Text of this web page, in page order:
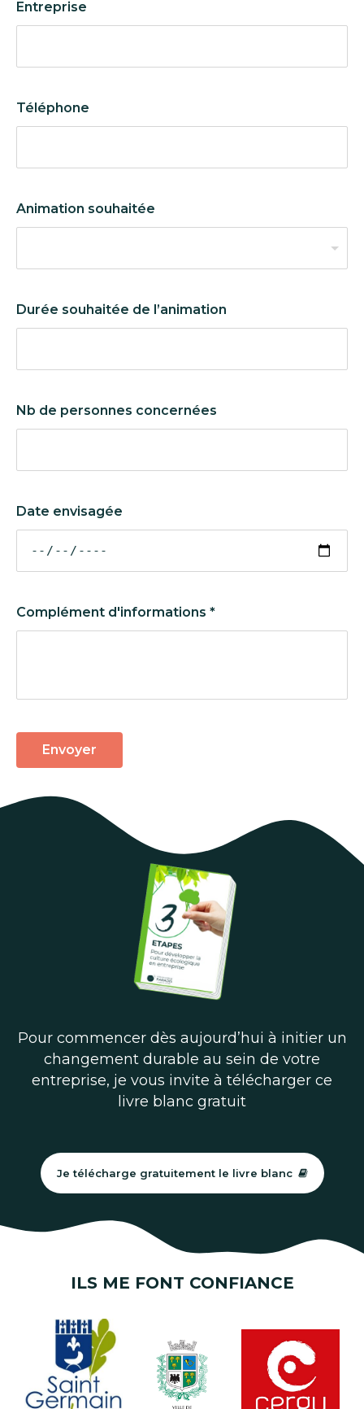
Entreprise
Téléphone
Animation souhaitée
Durée souhaitée de l’animation
Nb de personnes concernées
Date envisagée
Complément d'informations *
Envoyer
Pour commencer dès aujourd’hui à initier un
changement durable au sein de votre
entreprise, je vous invite à télécharger ce
livre blanc gratuit
Je télécharge gratuitement le livre blanc
ILS ME FONT CONFIANCE